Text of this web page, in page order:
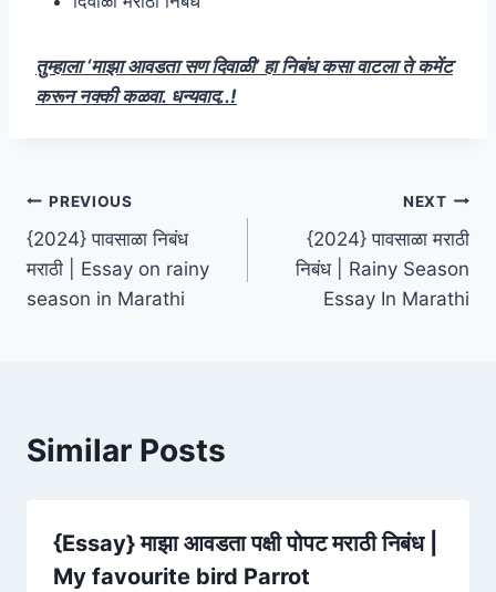
तुम्हाला ‘माझा आवडता सण दिवाळी’ हा निबंध कसा वाटला ते कमेंट
करून नक्की कळवा. धन्यवाद..!
Post
navigation
PREVIOUS
{2024} पावसाळा निबंध
मराठी | Essay on rainy
season in Marathi
NEXT
{2024} पावसाळा मराठी
निबंध | Rainy Season
Essay In Marathi
Similar Posts
{Essay} माझा आवडता पक्षी पोपट मराठी निबंध |
My favourite bird Parrot